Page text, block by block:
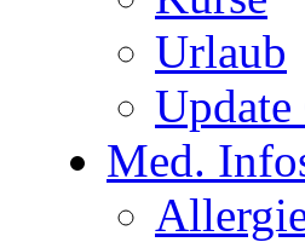
Urlaub
Med.